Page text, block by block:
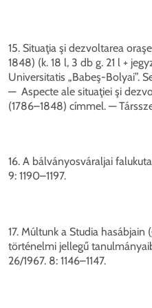
15. Situaţia şi dezvoltarea
1848) (k. 18 l, 3 db g. 21 l +
Universitatis „Babeş-Bolyai”.
— Aspecte ale situaţiei şi
(1786–1848) címmel. —
16. A bálványosváraljai
9: 1190–1197.
17. Múltunk a Studia hasábjain
történelmi jellegű
26/1967. 8: 1146–1147.